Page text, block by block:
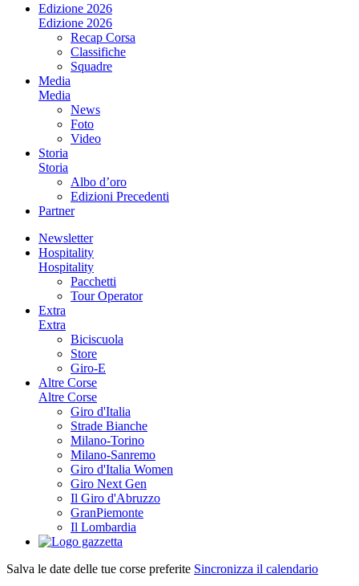
Edizione 2026
Edizione 2026
Recap Corsa
Classifiche
Squadre
Media
Media
News
Foto
Video
Storia
Storia
Albo d’oro
Edizioni Precedenti
Partner
Newsletter
Hospitality
Hospitality
Pacchetti
Tour Operator
Extra
Extra
Biciscuola
Store
Giro-E
Altre Corse
Altre Corse
Giro d'Italia
Strade Bianche
Milano-Torino
Milano-Sanremo
Giro d'Italia Women
Giro Next Gen
Il Giro d'Abruzzo
GranPiemonte
Il Lombardia
Salva le date delle tue corse preferite Sincronizza il calendario